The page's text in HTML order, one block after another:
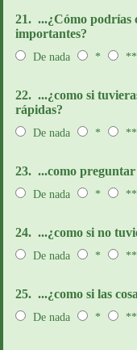
21. ...¿Cómo podrías
importantes?
De nada * **
22. ...¿como si
rápidas?
De nada * **
23. ...como
De nada * **
24. ...¿como si no
De nada * **
25. ...¿como si las
De nada * **